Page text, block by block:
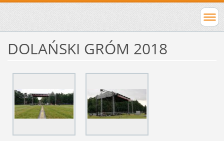
DOLAŃSKI GRÓM 2018